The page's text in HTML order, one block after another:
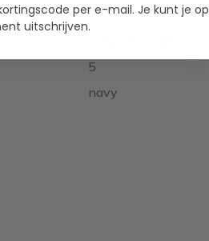
Holebrook
5
navy
per e-mail. Je kunt je op
uitschrijven.